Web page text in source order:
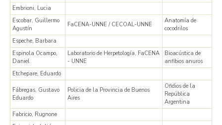
Embrioni, Lucia
Escobar, Guillermo
Agustín
FaCENA-UNNE / CECOAL-UNNE
Anatomía de
cocodrilos
Espeche, Barbara
Espinola Ocampo,
Daniel
Laboratorio de Herpetología, FaCENA
- UNNE
Bioacústica de
anfibios anuros
Etchepare, Eduardo
Fábregas, Gustavo
Eduardo
Policia de la Provincia de Buenos
Aires
Ofidios de la
República
Argentina
Fabricio, Rugnone